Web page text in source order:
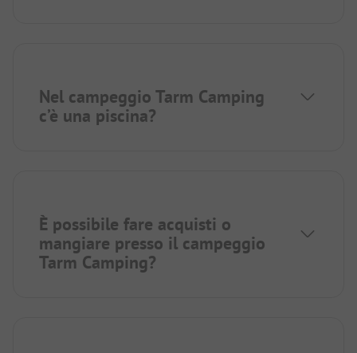
Nel campeggio Tarm Camping
c’è una piscina?
È possibile fare acquisti o
mangiare presso il campeggio
Tarm Camping?